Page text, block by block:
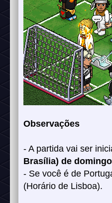
Observações
- A partida vai ser
Brasília) de
- Se você é de
(Horário de Lisboa).